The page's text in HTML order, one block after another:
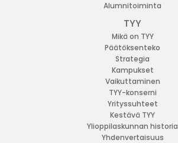
Alumnitoiminta
TYY
Mikä on TYY
Päätöksenteko
Strategia
Kampukset
Vaikuttaminen
TYY-konserni
Yrityssuhteet
Kestävä TYY
Ylioppilaskunnan historia
Yhdenvertaisuus